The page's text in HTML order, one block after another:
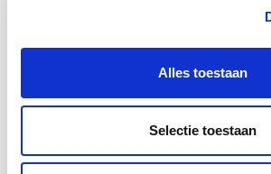
Alles toestaan
Selectie toestaan
Business Case voor
Tijdens deze opleiding leer je om
vastgoedprojecten te realiseren